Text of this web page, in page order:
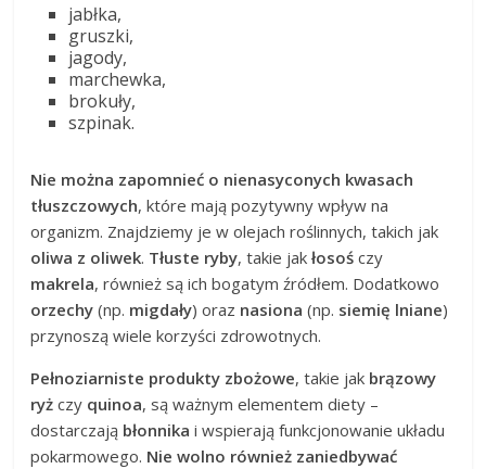
jabłka,
gruszki,
jagody,
marchewka,
brokuły,
szpinak.
Nie można zapomnieć o nienasyconych kwasach
tłuszczowych, które mają pozytywny wpływ na
organizm. Znajdziemy je w olejach roślinnych, takich jak
oliwa z oliwek. Tłuste ryby, takie jakłosoś czy
makrela, również są ich bogatym źródłem. Dodatkowo
orzechy (np. migdały) oraz nasiona (np. siemię lniane)
przynoszą wiele korzyści zdrowotnych.
Pełnoziarniste produkty zbożowe, takie jak brązowy
ryż czy quinoa, są ważnym elementem diety –
dostarczają błonnika i wspierają funkcjonowanie układu
pokarmowego. Nie wolno również zaniedbywać